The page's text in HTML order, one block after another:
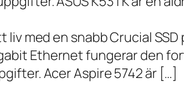
med en snabb Crucial SSD
Ethernet fungerar den
Acer Aspire 5742 är […]